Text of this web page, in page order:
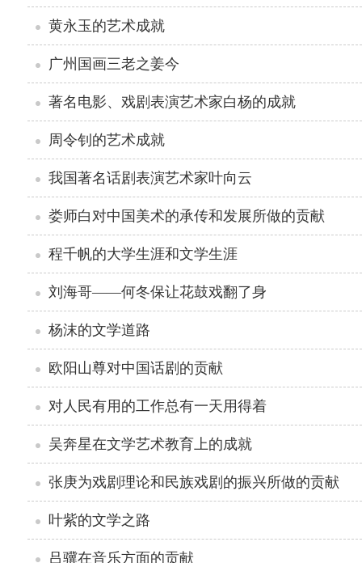
黄永玉的艺术成就
广州国画三老之姜今
著名电影、戏剧表演艺术家白杨的成就
周令钊的艺术成就
我国著名话剧表演艺术家叶向云
娄师白对中国美术的承传和发展所做的贡献
程千帆的大学生涯和文学生涯
刘海哥——何冬保让花鼓戏翻了身
杨沫的文学道路
欧阳山尊对中国话剧的贡献
对人民有用的工作总有一天用得着
吴奔星在文学艺术教育上的成就
张庚为戏剧理论和民族戏剧的振兴所做的贡献
叶紫的文学之路
吕骥在音乐方面的贡献